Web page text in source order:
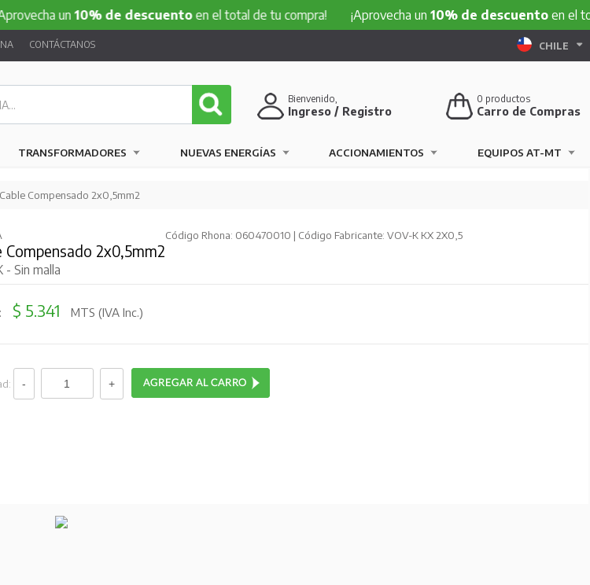
un10% de descuentoen el total de tu compra! ¡Aprovecha un10% de descuentoen el total de tu
CONTÁCTANOS CHILE
0 productos
Carro de Compras
Bienvenido,
Ingreso / Registro
TRANSFORMADORES NUEVAS ENERGÍAS ACCIONAMIENTOS EQUIPOS AT-MT
Compensado 2x0,5mm2
Código Rhona: 060470010 | Código Fabricante: VOV-K KX 2X0,5
Compensado 2x0,5mm2
- Sin malla
$ 5.341 MTS (IVA Inc.)